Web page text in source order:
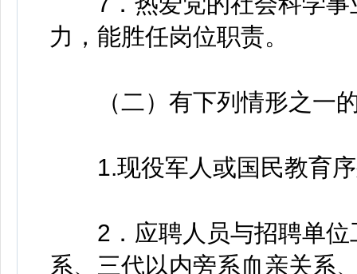
力，能胜任岗位职责。
（二）有下列情形之一的
1.现役军人或国民教育序
2．应聘人员与招聘单位
系、三代以内旁系血亲关系